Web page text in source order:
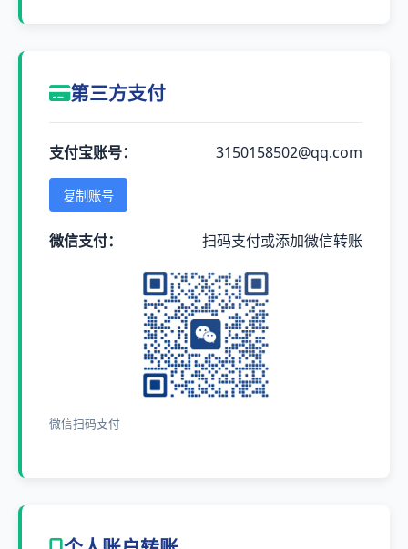
第三方支付
支付宝账号： 3150158502@qq.com
复制账号
微信支付： 扫码支付或添加微信转账
微信扫码支付